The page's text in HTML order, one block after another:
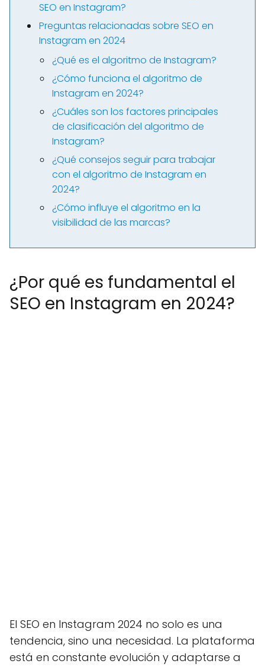
SEO en Instagram?
Preguntas relacionadas sobre SEO en
Instagram en 2024
¿Qué es el algoritmo de Instagram?
¿Cómo funciona el algoritmo de
Instagram en 2024?
¿Cuáles son los factores principales
de clasificación del algoritmo de
Instagram?
¿Qué consejos seguir para trabajar
con el algoritmo de Instagram en
2024?
¿Cómo influye el algoritmo en la
visibilidad de las marcas?
¿Por qué es fundamental el
SEO en Instagram en 2024?
El SEO en Instagram 2024 no solo es una
tendencia, sino una necesidad. La plataforma
está en constante evolución y adaptarse a